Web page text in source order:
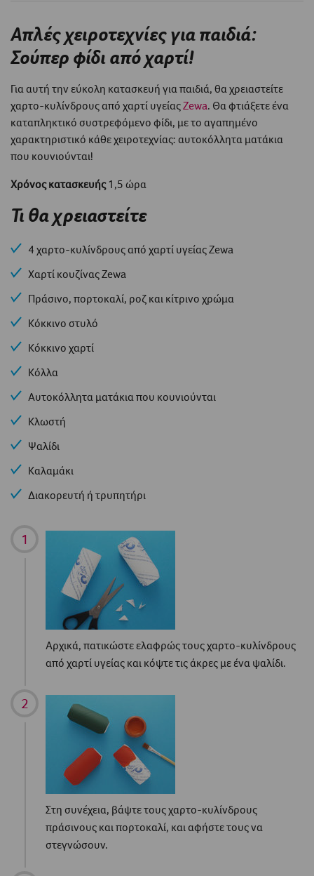
Απλές χειροτεχνίες για παιδιά:
Σούπερ φίδι από χαρτί!
Για αυτή την εύκολη κατασκευή για παιδιά, θα χρειαστείτε
χαρτο-κυλίνδρους από χαρτί υγείαςZewa. Θα φτιάξετε ένα
καταπληκτικό συστρεφόμενο φίδι, με το αγαπημένο
χαρακτηριστικό κάθε χειροτεχνίας: αυτοκόλλητα ματάκια
που κουνιούνται!
Χρόνος κατασκευής 1,5 ώρα
Τι θα χρειαστείτε
4 χαρτο-κυλίνδρους από χαρτί υγείας Zewa
Χαρτί κουζίνας Zewa
Πράσινο, πορτοκαλί, ροζ και κίτρινο χρώμα
Κόκκινο στυλό
Κόκκινο χαρτί
Κόλλα
Αυτοκόλλητα ματάκια που κουνιούνται
Κλωστή
Ψαλίδι
Καλαμάκι
Διακορευτή ή τρυπητήρι
Αρχικά, πατικώστε ελαφρώς τους χαρτο-κυλίνδρους
από χαρτί υγείας και κόψτε τις άκρες με ένα ψαλίδι.
Στη συνέχεια, βάψτε τους χαρτο-κυλίνδρους
πράσινους και πορτοκαλί, και αφήστε τους να
στεγνώσουν.